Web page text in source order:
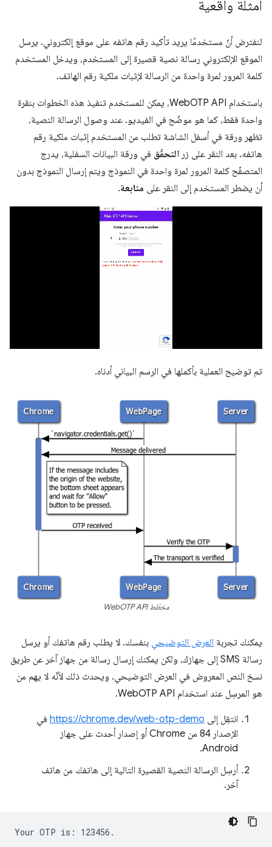
أمثلة واقعية
لنفترض أنّ مستخدمًا يريد تأكيد رقم هاتفه على موقع إلكتروني. يرسل
الموقع الإلكتروني رسالة نصية قصيرة إلى المستخدم، ويدخل المستخدم
كلمة المرور لمرة واحدة من الرسالة لإثبات ملكية رقم الهاتف.
باستخدام WebOTP API، يمكن للمستخدم تنفيذ هذه الخطوات بنقرة
واحدة فقط، كما هو موضّح في الفيديو. عند وصول الرسالة النصية،
تظهر ورقة في أسفل الشاشة تطلب من المستخدم إثبات ملكية رقم
هاتفه. بعد النقر على زر التحقّق في ورقة البيانات السفلية، يدرج
المتصفّح كلمة المرور لمرة واحدة في النموذج ويتم إرسال النموذج بدون
أن يضطر المستخدم إلى النقر على متابعة.
تم توضيح العملية بأكملها في الرسم البياني أدناه.
مخطّط WebOTP API
يمكنك تجربة العرض التوضيحي بنفسك. لا يطلب رقم هاتفك أو يرسل
رسالة SMS إلى جهازك، ولكن يمكنك إرسال رسالة من جهاز آخر عن طريق
نسخ النص المعروض في العرض التوضيحي. ويحدث ذلك لأنّه لا يهم من
هو المرسِل عند استخدام WebOTP API.
انتقِل إلى https://chrome.dev/web-otp-demo في
الإصدار 84 من Chrome أو إصدار أحدث على جهاز
Android.
أرسِل الرسالة النصية القصيرة التالية إلى هاتفك من هاتف
آخر.
Your OTP is: 123456.